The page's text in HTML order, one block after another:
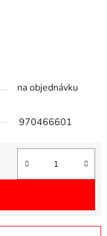
na objednávku
970466601